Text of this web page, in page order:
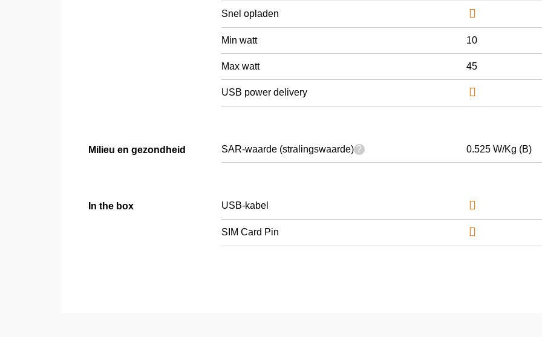
Snel opladen 
Min watt 10
Max watt 45
USB power delivery 
Milieu en gezondheid SAR-waarde (stralingswaarde) ? 0.525 W/Kg (B)
In the box USB-kabel 
SIM Card Pin 